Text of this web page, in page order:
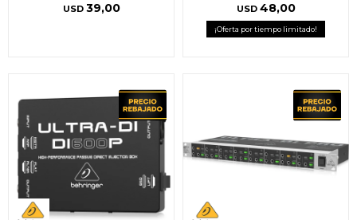
USD 39,00 USD 48,00
¡Oferta por tiempo limitado!